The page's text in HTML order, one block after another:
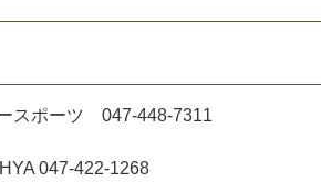
スポーツ 047-448-7311
047-422-1268